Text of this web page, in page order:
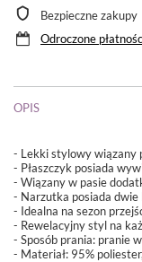
Bezpieczne zakupy
Odroczone
OPIS
- Lekki stylowy wiązany
- Płaszczyk posiada
- Wiązany w pasie
- Narzutka posiada dwie
- Idealna na sezon
- Rewelacyjny styl na
- Sposób prania: pranie
- Materiał: 95% poliester